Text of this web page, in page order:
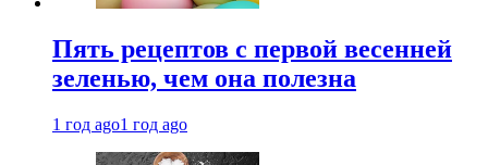
Пять рецептов с первой весенней
зеленью, чем она полезна
1 год ago1 год ago